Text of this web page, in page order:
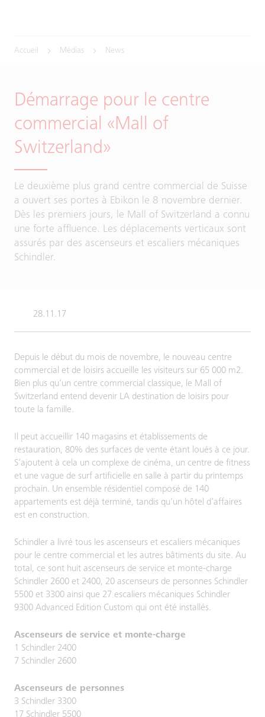
Accueil Médias News
Démarrage pour le centre
commercial «Mall of
Switzerland»
Le deuxième plus grand centre commercial de Suisse
a ouvert ses portes à Ebikon le 8 novembre dernier.
Dès les premiers jours, le Mall of Switzerland a connu
une forte affluence. Les déplacements verticaux sont
assurés par des ascenseurs et escaliers mécaniques
Schindler.
28.11.17
Depuis le début du mois de novembre, le nouveau centre
commercial et de loisirs accueille les visiteurs sur 65 000 m2.
Bien plus qu’un centre commercial classique, le Mall of
Switzerland entend devenir LA destination de loisirs pour
toute la famille.
Il peut accueillir 140 magasins et établissements de
restauration, 80% des surfaces de vente étant loués à ce jour.
S’ajoutent à cela un complexe de cinéma, un centre de fitness
et une vague de surf artificielle en salle à partir du printemps
prochain. Un ensemble résidentiel composé de 140
appartements est déjà terminé, tandis qu’un hôtel d’affaires
est en construction.
Schindler a livré tous les ascenseurs et escaliers mécaniques
pour le centre commercial et les autres bâtiments du site. Au
total, ce sont huit ascenseurs de service et monte-charge
Schindler 2600 et 2400, 20 ascenseurs de personnes Schindler
5500 et 3300 ainsi que 27 escaliers mécaniques Schindler
9300 Advanced Edition Custom qui ont été installés.
Ascenseurs de service et monte-charge
1 Schindler 2400
7 Schindler 2600
Ascenseurs de personnes
3 Schindler 3300
17 Schindler 5500